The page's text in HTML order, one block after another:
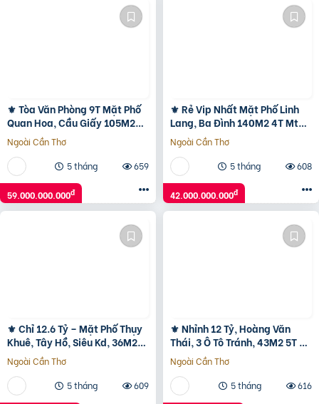
⚜️ Tòa Văn Phòng 9T Mặt Phố
Quan Hoa, Cầu Giấy 105M2
Mt 5.5M, Chỉ 59 Tỷ ⚜️
Ngoài Cần Thơ
5 tháng
659
59.000.000.000đ
⚜️ Rẻ Vip Nhất Mặt Phố Linh
Lang, Ba Đình 140M2 4T Mt
16.5M, Chỉ 42 Tỷ ⚜️
Ngoài Cần Thơ
5 tháng
608
42.000.000.000đ
⚜️ Chỉ 12.6 Tỷ – Mặt Phố Thụy
Khuê, Tây Hồ, Siêu Kd, 36M2
4T Mt 4.1M, Sđcc ⚜️
Ngoài Cần Thơ
5 tháng
609
⚜️ Nhỉnh 12 Tỷ, Hoàng Văn
Thái, 3 Ô Tô Tránh, 43M2 5T Mt
4M Đẹp Long Lanh ⚜️
Ngoài Cần Thơ
5 tháng
616